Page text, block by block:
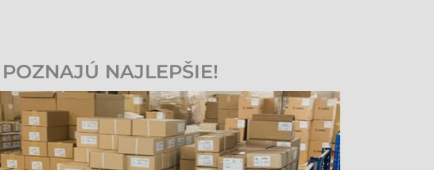
NAJLEPŠIE!